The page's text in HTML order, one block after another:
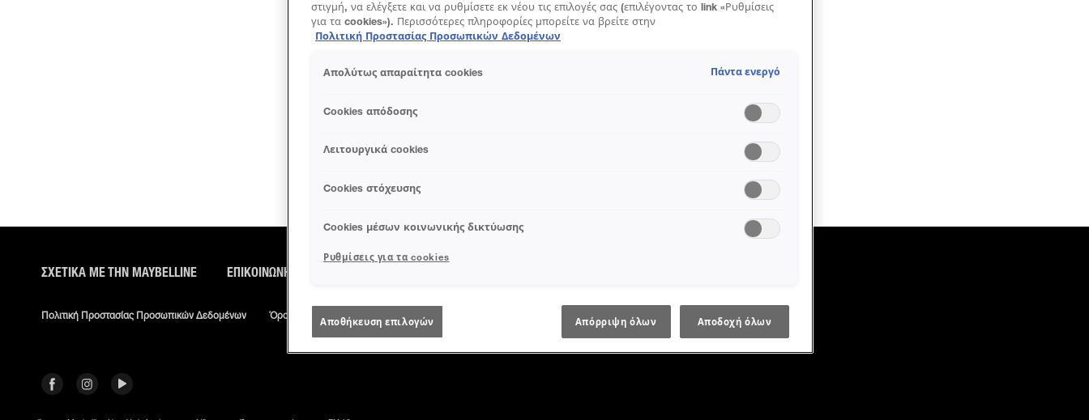
ΣΧΕΤΙΚΑ ΜΕ ΤΗΝ MAYBELLINE ΕΠΙΚΟΙΝΏΝΗΣΕ ΜΑΖΊ ΜΑΣ
Πολιτική Προστασίας Προσωπικών Δεδομένων Όροι Χρήσης Ρυθμίσεις Cookie Πολιτική Διαχείρισης Περιεχομένου Χρηστών
στιγμή, να ελέγξετε και να ρυθμίσετε εκ νέου τις επιλογές σας (επιλέγοντας το link «Ρυθμίσεις
για τα cookies»). Περισσότερες πληροφορίες μπορείτε να βρείτε στην
Πολιτική Προστασίας Προσωπικών Δεδομένων
Απολύτως απαραίτητα cookies Πάντα ενεργό
Cookies απόδοσης
Λειτουργικά cookies
Cookies στόχευσης
Cookies μέσων κοινωνικής δικτύωσης
Ρυθμίσεις για τα cookies
Αποθήκευση επιλογών Απόρριψη όλων Αποδοχή όλων